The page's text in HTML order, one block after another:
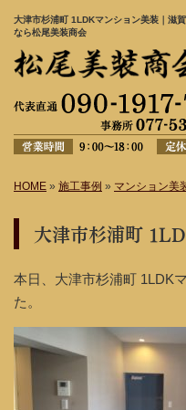
大津市杉浦町 1LDKマンション美装｜滋
なら松尾美装商会
HOME » 施工事例 » マンション美
大津市杉浦町
本日、大津市杉浦町 1LDK
た。